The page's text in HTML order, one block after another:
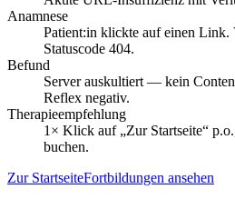
Anamnese
Patient:in klickte auf einen
Statuscode 404.
Befund
Server auskultiert — kein
Reflex negativ.
Therapieempfehlung
1× Klick auf „Zur Startseite“
buchen.
Zur StartseiteFortbildungen ansehen